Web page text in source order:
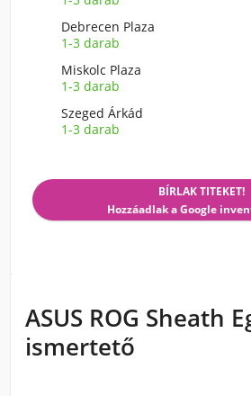
Debrecen Plaza
1-3 darab
Miskolc Plaza
1-3 darab
Szeged Árkád
1-3 darab
BÍRLAK TITEKET!
Hozzáadlak a Google
ASUS ROG Sheath
ismertető